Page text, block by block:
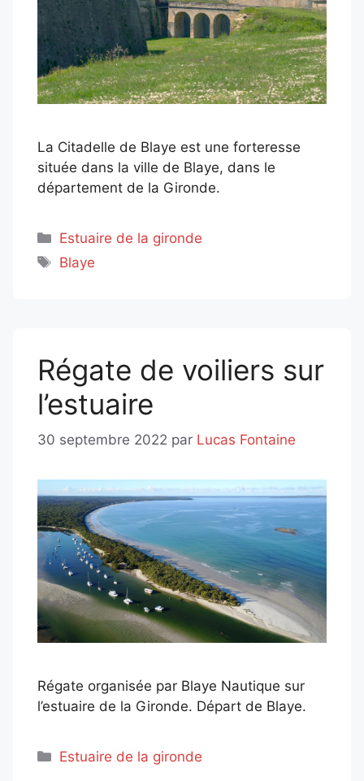
La Citadelle de Blaye est une forteresse
située dans la ville de Blaye, dans le
département de la Gironde.
Catégories
Estuaire de la gironde
Étiquettes
Blaye
Régate de voiliers sur
l’estuaire
30 septembre 2022 par Lucas Fontaine
Régate organisée par Blaye Nautique sur
l’estuaire de la Gironde. Départ de Blaye.
Catégories
Estuaire de la gironde